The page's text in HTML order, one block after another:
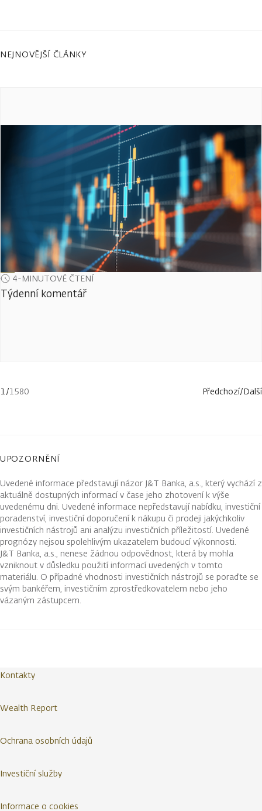
NEJNOVĚJŠÍ ČLÁNKY
4-MINUTOVÉ ČTENÍ
Týdenní komentář
1 /1580 Předchozí/Další
UPOZORNĚNÍ
Uvedené informace představují názor J&T Banka, a.s., který vychází z
aktuálně dostupných informací v čase jeho zhotovení k výše
uvedenému dni. Uvedené informace nepředstavují nabídku, investiční
poradenství, investiční doporučení k nákupu či prodeji jakýchkoliv
investičních nástrojů ani analýzu investičních příležitostí. Uvedené
prognózy nejsou spolehlivým ukazatelem budoucí výkonnosti.
J&T Banka, a.s., nenese žádnou odpovědnost, která by mohla
vzniknout v důsledku použití informací uvedených v tomto
materiálu. O případné vhodnosti investičních nástrojů se poraďte se
svým bankéřem, investičním zprostředkovatelem nebo jeho
vázaným zástupcem.
Kontakty
Wealth Report
Ochrana osobních údajů
Investiční služby
Informace o cookies